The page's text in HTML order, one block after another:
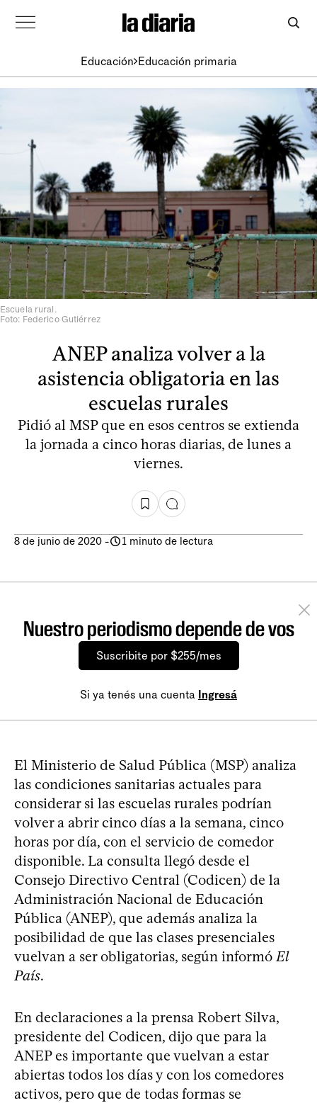
Educación Educación primaria
Escuela rural.
Foto: Federico Gutiérrez
ANEP analiza volver a la
asistencia obligatoria en las
escuelas rurales
Pidió al MSP que en esos centros se extienda
la jornada a cinco horas diarias, de lunes a
viernes.
8 de junio de 2020 - 1 minuto de lectura
Nuestro periodismo depende de vos
Suscribite por $255/mes
Si ya tenés una cuenta Ingresá
El Ministerio de Salud Pública (MSP) analiza
las condiciones sanitarias actuales para
considerar si las escuelas rurales podrían
volver a abrir cinco días a la semana, cinco
horas por día, con el servicio de comedor
disponible. La consulta llegó desde el
Consejo Directivo Central (Codicen) de la
Administración Nacional de Educación
Pública (ANEP), que además analiza la
posibilidad de que las clases presenciales
vuelvan a ser obligatorias, según informó El
País.
En declaraciones a la prensa Robert Silva,
presidente del Codicen, dijo que para la
ANEP es importante que vuelvan a estar
abiertas todos los días y con los comedores
activos, pero que de todas formas se